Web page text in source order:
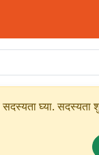
घ्या. सदस्यता